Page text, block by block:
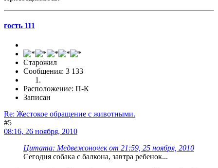
гость 111
Старожил
Сообщения: 3 133
Расположение: П-К
Записан
Re: Жестокое обращение с животными.
#5
08:16, 26 ноября, 2010
Цитата: Медвежоночек от 21:59, 25 ноября, 2010
Сегодня собака с балкона, завтра ребенок...